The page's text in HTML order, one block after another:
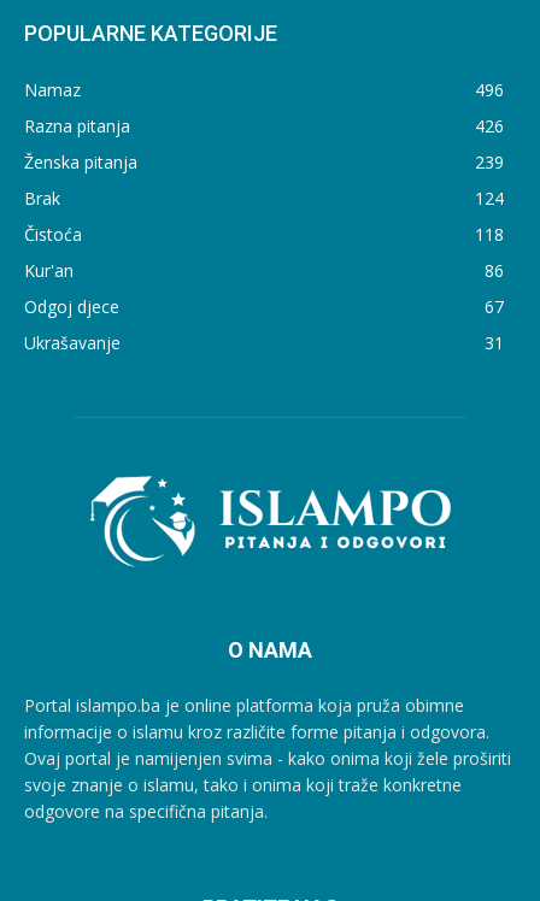
POPULARNE KATEGORIJE
Namaz
496
Razna pitanja
426
Ženska pitanja
239
Brak
124
Čistoća
118
Kur'an
86
Odgoj djece
67
Ukrašavanje
31
O NAMA
Portal islampo.ba je online platforma koja pruža obimne
informacije o islamu kroz različite forme pitanja i odgovora.
Ovaj portal je namijenjen svima - kako onima koji žele proširiti
svoje znanje o islamu, tako i onima koji traže konkretne
odgovore na specifična pitanja.